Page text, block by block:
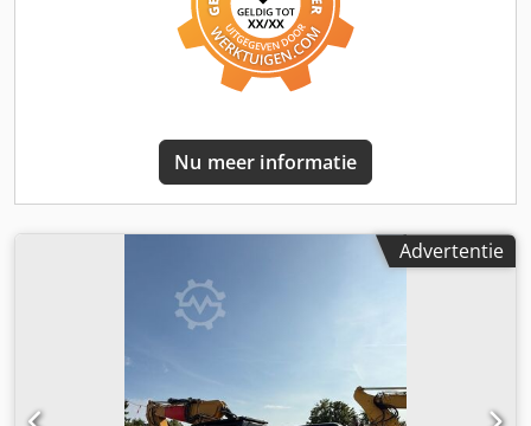
Hydraulische grijper Plaat egaliseerblad aanwezig: ja
Centrale smering aanwezig Afmetingen: Lengte: 8250
Breedte: 2550 Hoogte: 3280 Gewicht: 15320 kg Staat:
Gebruikssporen, handrem defect, olielekkage aan de
Nu meer informatie
Advertentie